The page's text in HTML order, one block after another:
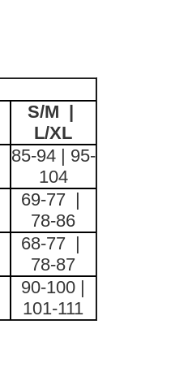
S/M |
L/XL
85-94 | 95-
104
69-77 |
78-86
68-77 |
78-87
90-100 |
101-111